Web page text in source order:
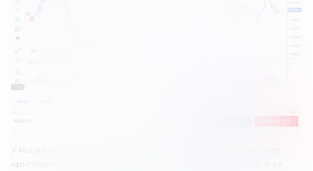
У Kuna есть собственный стейблкоин KUN. Стейблкоин – это
криптовалюта, которая привязана к одному из активов, и ее